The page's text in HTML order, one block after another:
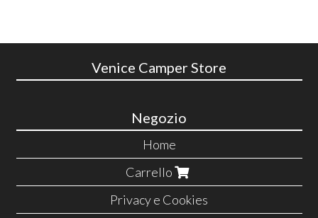
Venice Camper Store
Negozio
Home
Carrello
Privacy e Cookies